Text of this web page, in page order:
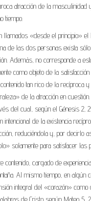
atracción de la
tiempo.
llamados «desde el principio»
de las dos personas exista
Además, no corresponde a
como objeto de la
tan rico de la
de la atracción en
del cual, según el Génesis
intencional de la existencia
reduciéndola y, por decirlo
solamente para satisfacer las
contenido, cargado de
Al mismo tiempo, en
integral del «corazón»
de Cristo según Mateo